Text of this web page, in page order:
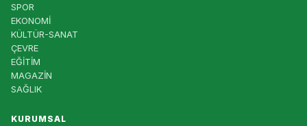
SPOR
EKONOMİ
KÜLTÜR-SANAT
ÇEVRE
EĞİTİM
MAGAZİN
SAĞLIK
KURUMSAL